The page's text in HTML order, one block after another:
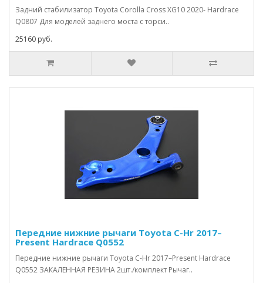
Задний стабилизатор Toyota Corolla Cross XG10 2020- Hardrace
Q0807 Для моделей заднего моста с торси..
25160 руб.
Передние нижние рычаги Toyota C-Hr 2017–
Present Hardrace Q0552
Передние нижние рычаги Toyota C-Hr 2017–Present Hardrace
Q0552 ЗАКАЛЕННАЯ РЕЗИНА 2шт./комплект Рычаг..